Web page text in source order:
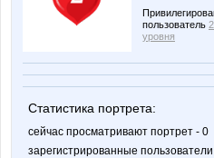
пользователь 2
уровня
Статистика портрета:
сейчас просматривают портрет - 0
зарегистрированные пользователи